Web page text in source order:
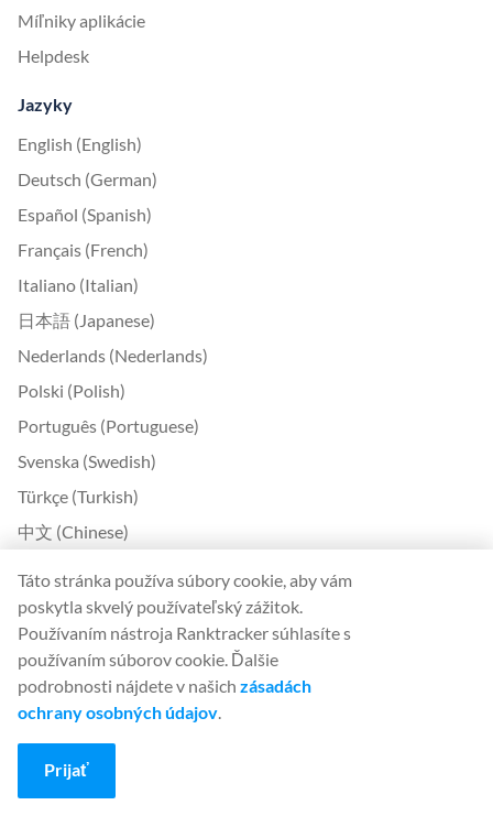
Míľniky aplikácie
Helpdesk
Jazyky
English (English)
Deutsch (German)
Español (Spanish)
Français (French)
Italiano (Italian)
日本語 (Japanese)
Nederlands (Nederlands)
Polski (Polish)
Português (Portuguese)
Svenska (Swedish)
Türkçe (Turkish)
中文 (Chinese)
Čeština (Czech)
Dansk (Danish)
Ελληνικά (Greek)
Eesti (Estonian)
Suomi (Finnish)
Magyar (Hungarian)
Táto stránka používa súbory cookie, aby vám
poskytla skvelý používateľský zážitok.
Používaním nástroja Ranktracker súhlasíte s
používaním súborov cookie. Ďalšie
podrobnosti nájdete v našich zásadách
ochrany osobných údajov.
Prijať